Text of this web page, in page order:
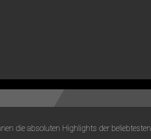
die absoluten Highlights der beliebtesten